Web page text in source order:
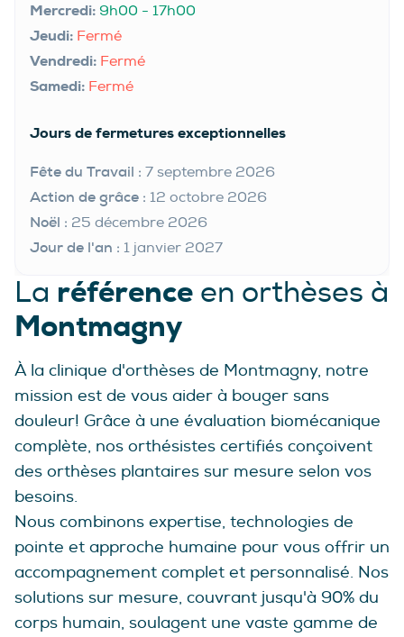
La référence en orthèses à
Montmagny
À la clinique d'orthèses de Montmagny, notre
mission est de vous aider à bouger sans
douleur! Grâce à une évaluation biomécanique
complète, nos orthésistes certifiés conçoivent
des orthèses plantaires sur mesure selon vos
besoins.
Nous combinons expertise, technologies de
pointe et approche humaine pour vous offrir un
accompagnement complet et personnalisé. Nos
solutions sur mesure, couvrant jusqu'à 90% du
corps humain, soulagent une vaste gamme de
Mercredi: 9h00 - 17h00
Jeudi: Fermé
Vendredi: Fermé
Samedi: Fermé
Jours de fermetures exceptionnelles
Fête du Travail : 7 septembre 2026
Action de grâce : 12 octobre 2026
Noël : 25 décembre 2026
Jour de l'an : 1 janvier 2027